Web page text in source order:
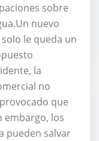
sobre
nuevo
le queda un
la
no
que
embargo, los
pueden salvar